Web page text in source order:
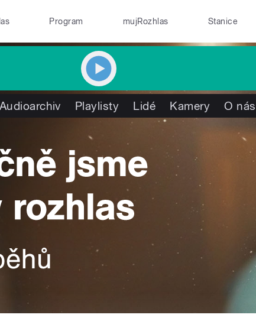
Program mujRozhlas Stanice
Audioarchiv Playlisty Lidé Kamery O nás